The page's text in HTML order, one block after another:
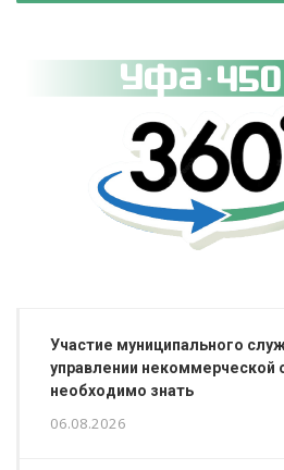
Участие муниципального
управлении некоммерческой
необходимо знать
06.08.2026